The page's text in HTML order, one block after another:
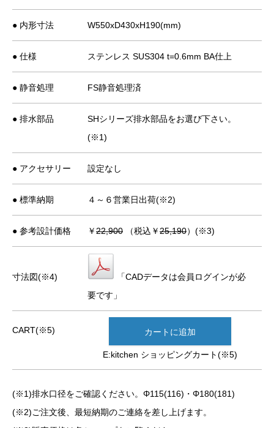
● 内形寸法 W550xD430xH190(mm)
● 仕様 ステンレス SUS304 t=0.6mm BA仕上
● 静音処理 FS静音処理済
● 排水部品
SHシリーズ排水部品をお選び下さい。
(※1)
● アクセサリー 設定なし
● 標準納期 ４～６営業日出荷(※2)
● 参考設計価格 ￥22,900 （税込￥25,190）(※3)
寸法図(※4)
「CADデータは会員ログインが必
要です」
CART(※5) カートに追加
E:kitchen ショッピングカート(※5)
(※1)排水口径をご確認ください。Φ115(116)・Φ180(181)
(※2)ご注文後、最短納期のご連絡を差し上げます。